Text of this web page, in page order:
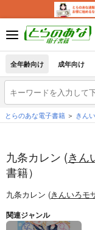
全年齢向け 成年向け
とらのあな電子書籍 きん
九条カレン (きん
書籍）
九条カレン (きんいろモ
関連ジャンル